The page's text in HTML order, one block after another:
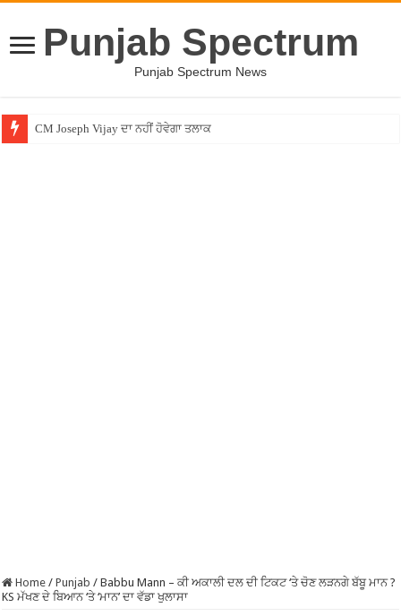
Punjab Spectrum
Punjab Spectrum News
CM Joseph Vijay ਦਾ ਨਹੀਂ ਹੋਵੇਗਾ ਤਲਾਕ
Home / Punjab / Babbu Mann – ਕੀ ਅਕਾਲੀ ਦਲ ਦੀ ਟਿਕਟ ‘ਤੇ ਚੋਣ ਲੜਨਗੇ ਬੱਬੂ ਮਾਨ ?
KS ਮੱਖਣ ਦੇ ਬਿਆਨ ‘ਤੇ ‘ਮਾਨ’ ਦਾ ਵੱਡਾ ਖੁਲਾਸਾ